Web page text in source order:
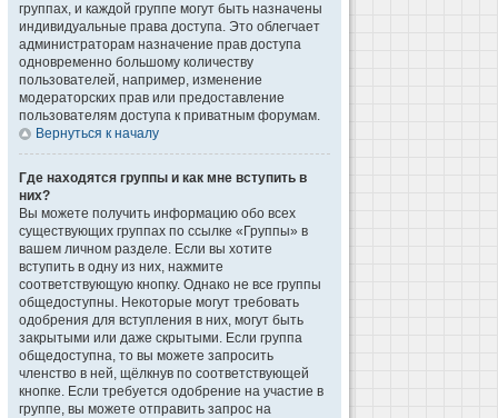
группах, и каждой группе могут быть назначены
индивидуальные права доступа. Это облегчает
администраторам назначение прав доступа
одновременно большому количеству
пользователей, например, изменение
модераторских прав или предоставление
пользователям доступа к приватным форумам.
Вернуться к началу
Где находятся группы и как мне вступить в
них?
Вы можете получить информацию обо всех
существующих группах по ссылке «Группы» в
вашем личном разделе. Если вы хотите
вступить в одну из них, нажмите
соответствующую кнопку. Однако не все группы
общедоступны. Некоторые могут требовать
одобрения для вступления в них, могут быть
закрытыми или даже скрытыми. Если группа
общедоступна, то вы можете запросить
членство в ней, щёлкнув по соответствующей
кнопке. Если требуется одобрение на участие в
группе, вы можете отправить запрос на